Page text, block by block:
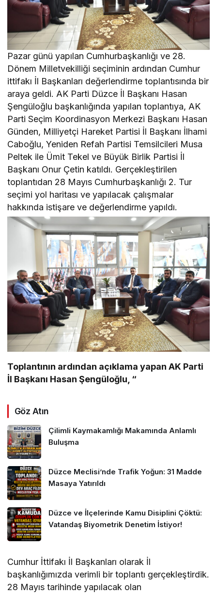
Pazar günü yapılan Cumhurbaşkanlığı ve 28.
Dönem Milletvekilliği seçiminin ardından Cumhur
ittifakı İl Başkanları değerlendirme toplantısında bir
araya geldi. AK Parti Düzce İl Başkanı Hasan
Şengüloğlu başkanlığında yapılan toplantıya, AK
Parti Seçim Koordinasyon Merkezi Başkanı Hasan
Günden, Milliyetçi Hareket Partisi İl Başkanı İlhami
Caboğlu, Yeniden Refah Partisi Temsilcileri Musa
Peltek ile Ümit Tekel ve Büyük Birlik Partisi İl
Başkanı Onur Çetin katıldı. Gerçekleştirilen
toplantıdan 28 Mayıs Cumhurbaşkanlığı 2. Tur
seçimi yol haritası ve yapılacak çalışmalar
hakkında istişare ve değerlendirme yapıldı.
Toplantının ardından açıklama yapan AK Parti
İl Başkanı Hasan Şengüloğlu, “
Göz Atın
Çilimli Kaymakamlığı Makamında Anlamlı
Buluşma
Düzce Meclisi’nde Trafik Yoğun: 31 Madde
Masaya Yatırıldı
Düzce ve İlçelerinde Kamu Disiplini Çöktü:
Vatandaş Biyometrik Denetim İstiyor!
Cumhur İttifakı İl Başkanları olarak İl
başkanlığımızda verimli bir toplantı gerçekleştirdik.
28 Mayıs tarihinde yapılacak olan